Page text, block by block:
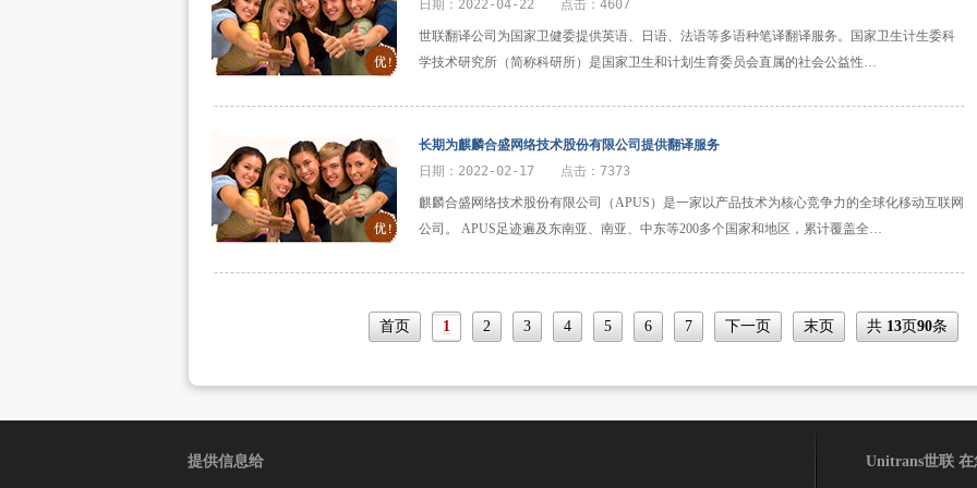
日期：2022-04-22 点击：4607
世联翻译公司为国家卫健委提供英语、日语、法语等多语种笔译翻译服务。国家卫生计生委科
学技术研究所（简称科研所）是国家卫生和计划生育委员会直属的社会公益性…
长期为麒麟合盛网络技术股份有限公司提供翻译服务
日期：2022-02-17 点击：7373
麒麟合盛网络技术股份有限公司（APUS）是一家以产品技术为核心竞争力的全球化移动互联网
公司。 APUS足迹遍及东南亚、南亚、中东等200多个国家和地区，累计覆盖全…
首页 1 2 3 4 5 6 7 下一页 末页 共 13页90条
提供信息给 Unitrans世联 在